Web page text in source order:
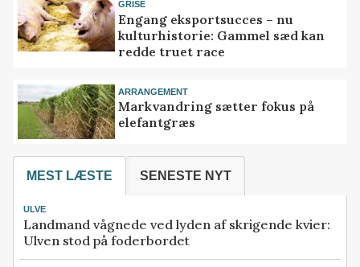
GRISE
Engang eksportsucces – nu
kulturhistorie: Gammel sæd kan
redde truet race
ARRANGEMENT
Markvandring sætter fokus på
elefantgræs
MEST LÆSTE SENESTE NYT
ULVE
Landmand vågnede ved lyden af skrigende kvier:
Ulven stod på foderbordet